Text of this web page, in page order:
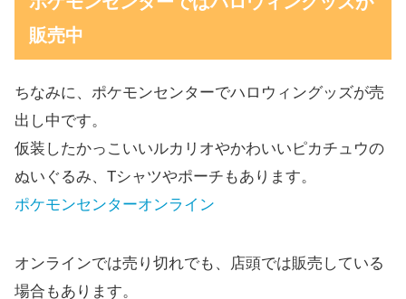
販売中
ちなみに、ポケモンセンターでハロウィングッズが売
出し中です。
仮装したかっこいいルカリオやかわいいピカチュウの
ぬいぐるみ、Tシャツやポーチもあります。
ポケモンセンターオンライン
オンラインでは売り切れでも、店頭では販売している
場合もあります。